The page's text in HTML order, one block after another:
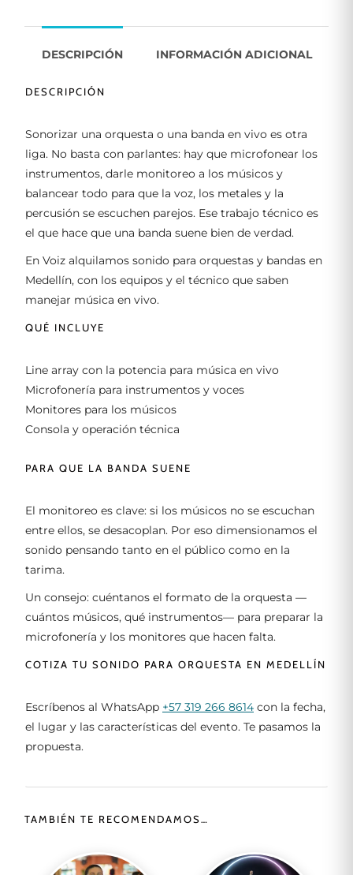
DESCRIPCIÓN INFORMACIÓN ADICIONAL
DESCRIPCIÓN
Sonorizar una orquesta o una banda en vivo es otra
liga. No basta con parlantes: hay que microfonear los
instrumentos, darle monitoreo a los músicos y
balancear todo para que la voz, los metales y la
percusión se escuchen parejos. Ese trabajo técnico es
el que hace que una banda suene bien de verdad.
En Voiz alquilamos sonido para orquestas y bandas en
Medellín, con los equipos y el técnico que saben
manejar música en vivo.
QUÉ INCLUYE
Line array con la potencia para música en vivo
Microfonería para instrumentos y voces
Monitores para los músicos
Consola y operación técnica
PARA QUE LA BANDA SUENE
El monitoreo es clave: si los músicos no se escuchan
entre ellos, se desacoplan. Por eso dimensionamos el
sonido pensando tanto en el público como en la
tarima.
Un consejo: cuéntanos el formato de la orquesta —
cuántos músicos, qué instrumentos— para preparar la
microfonería y los monitores que hacen falta.
COTIZA TU SONIDO PARA ORQUESTA EN MEDELLÍN
Escríbenos al WhatsApp +57 319 266 8614 con la fecha,
el lugar y las características del evento. Te pasamos la
propuesta.
TAMBIÉN TE RECOMENDAMOS…